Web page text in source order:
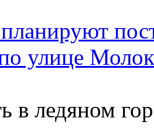
улице
в ледяном